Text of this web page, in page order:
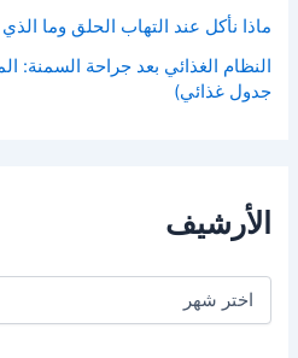
ماذا نأكل عند التهاب الحلق وما
النظام الغذائي بعد جراحة السمنة:
جدول غذائي)
الأرشيف